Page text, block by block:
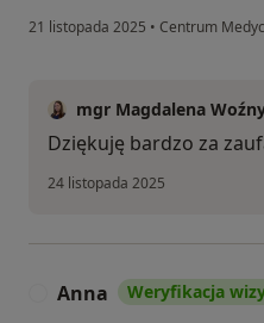
21 listopada 2025 • Centrum
mgr Magdalena
Dziękuję bardzo za
24 listopada 2025
Anna Weryfikacja